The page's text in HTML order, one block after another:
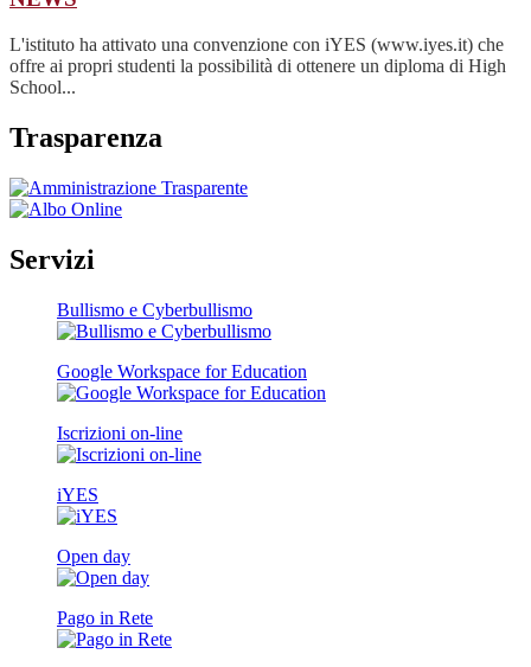
L'istituto ha attivato una convenzione con iYES (www.iyes.it) che
offre ai propri studenti la possibilità di ottenere un diploma di High
School...
Trasparenza
Servizi
Bullismo e Cyberbullismo
Google Workspace for Education
Iscrizioni on-line
iYES
Open day
Pago in Rete